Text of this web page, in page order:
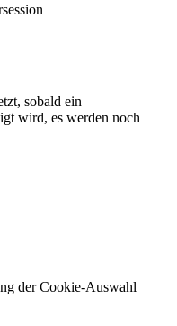
sobald ein
wird, es werden noch
der Cookie-Auswahl